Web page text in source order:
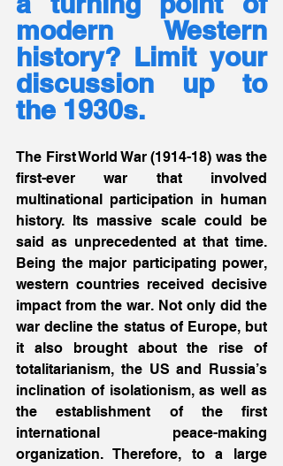
modern Western
history? Limit your
discussion up to
the 1930s.
The First World War (1914-18) was the
first-ever war that involved
multinational participation in human
history. Its massive scale could be
said as unprecedented at that time.
Being the major participating power,
western countries received decisive
impact from the war. Not only did the
war decline the status of Europe, but
it also brought about the rise of
totalitarianism, the US and Russia’s
inclination of isolationism, as well as
the establishment of the first
international peace-making
organization. Therefore, to a large